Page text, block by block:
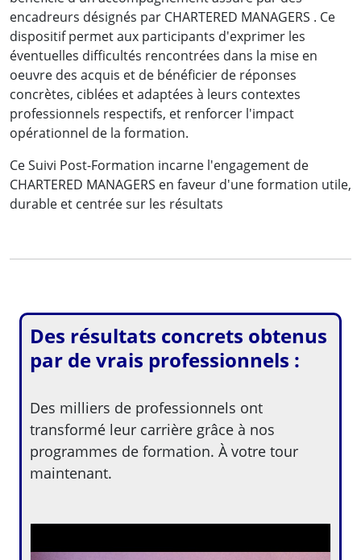
encadreurs désignés par CHARTERED MANAGERS . Ce
dispositif permet aux participants d'exprimer les
éventuelles difficultés rencontrées dans la mise en
oeuvre des acquis et de bénéficier de réponses
concrètes, ciblées et adaptées à leurs contextes
professionnels respectifs, et renforcer l'impact
opérationnel de la formation.
Ce Suivi Post-Formation incarne l'engagement de
CHARTERED MANAGERS en faveur d'une formation utile,
durable et centrée sur les résultats
Des résultats concrets obtenus
par de vrais professionnels :
Des milliers de professionnels ont
transformé leur carrière grâce à nos
programmes de formation. À votre tour
maintenant.